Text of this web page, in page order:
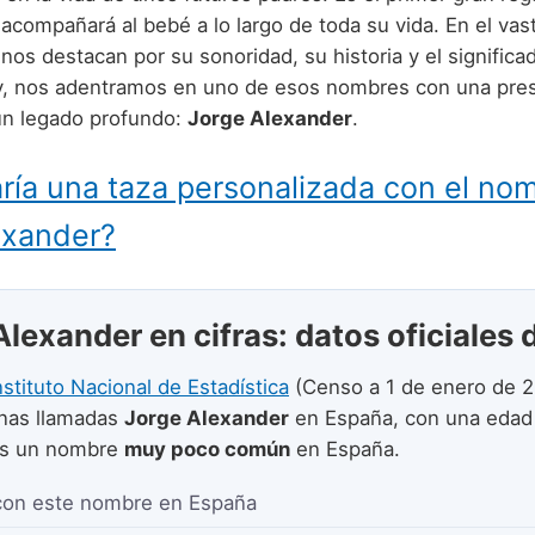
al bebé a lo largo de toda su vida. En el
destacan por su sonoridad, su historia y el
nos adentramos en uno de esos nombres con una
legado profundo: Jorge Alexander.
una taza personalizada con el
en cifras: datos oficiales
Nacional de Estadística (Censo a 1 de enero de
llamadas Jorge Alexander en España, con una
un nombre muy poco común en España.
este nombre en España